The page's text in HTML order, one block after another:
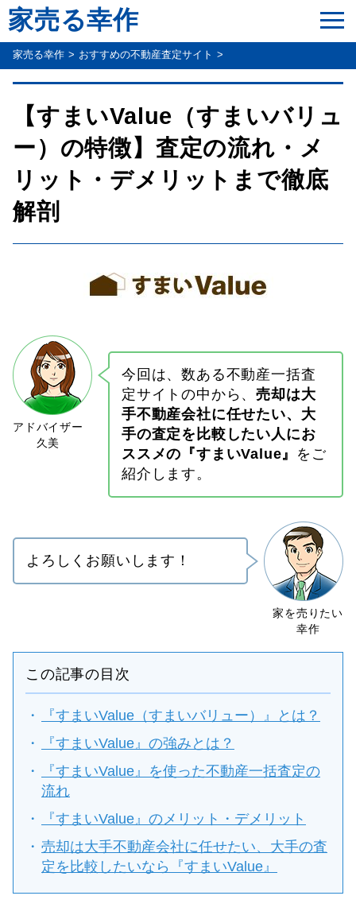
家売る幸作
家売る幸作 おすすめの不動産査定サイト
【すまいValue（すまいバリュ
ー）の特徴】査定の流れ・メ
リット・デメリットまで徹底
解剖
今回は、数ある不動産一括査
定サイトの中から、売却は大
手不動産会社に任せたい、大
手の査定を比較したい人にお
ススメの『すまいValue』 をご
紹介します。
よろしくお願いします！
この記事の目次
『すまいValue（すまいバリュー）』とは？
『すまいValue』の強みとは？
『すまいValue』を使った不動産一括査定の
流れ
『すまいValue』のメリット・デメリット
売却は大手不動産会社に任せたい、大手の査
定を比較したいなら『すまいValue』